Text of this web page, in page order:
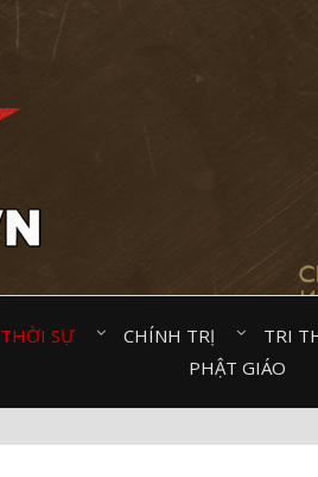
THỜI SỰ⠀ CHÍNH TRỊ⠀ TRI
PHẬT GIÁO⠀